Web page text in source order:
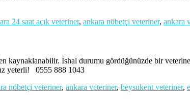
24 saat açık veteriner, ankara nöbetçi veteriner, ankara
kaynaklanabilir. İshal durumu gördüğünüzde bir
yeterli! 0555 888 1043
nöbetçi veteriner, ankara veteriner, beysukent veteriner,